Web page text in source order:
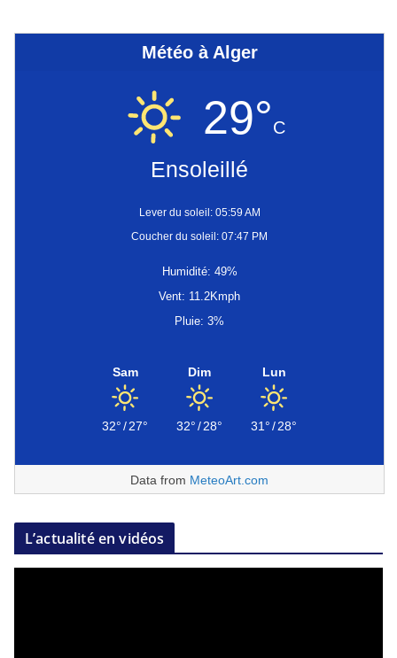
Météo à Alger
29°C
Ensoleillé
Lever du soleil: 05:59 AM
Coucher du soleil: 07:47 PM
Humidité: 49%
Vent: 11.2Kmph
Pluie: 3%
Sam
32°/27°
Dim
32°/28°
Lun
31°/28°
Data from MeteoArt.com
L’actualité en vidéos